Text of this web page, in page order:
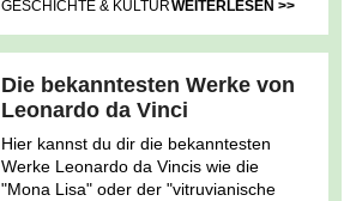
GESCHICHTE & KULTURWEITERLESEN >>
Die bekanntesten Werke von
Leonardo da Vinci
Hier kannst du dir die bekanntesten
Werke Leonardo da Vincis wie die
"Mona Lisa" oder der "vitruvianische